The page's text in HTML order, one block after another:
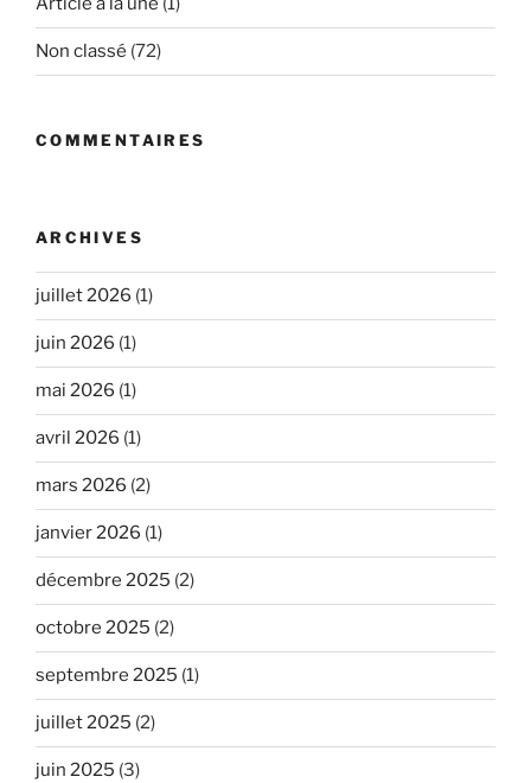
Non classé (72)
COMMENTAIRES
ARCHIVES
juillet 2026 (1)
juin 2026 (1)
mai 2026 (1)
avril 2026 (1)
mars 2026 (2)
janvier 2026 (1)
décembre 2025 (2)
octobre 2025 (2)
septembre 2025 (1)
juillet 2025 (2)
juin 2025 (3)